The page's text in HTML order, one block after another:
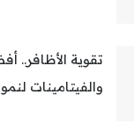
تقوية الأظافر..
والفيتامينات